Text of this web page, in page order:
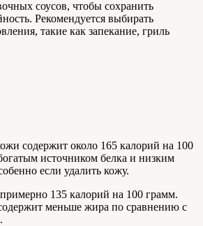
соусов, чтобы сохранить
Рекомендуется выбирать
такие как запекание, гриль
содержит около 165 калорий на 100
источником белка и низким
если удалить кожу.
135 калорий на 100 грамм.
меньше жира по сравнению с